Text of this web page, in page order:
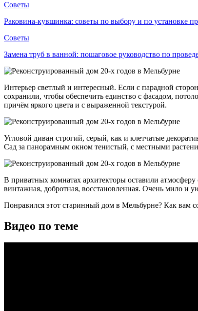
Советы
Раковина-кувшинка: советы по выбору и по установке
Советы
Замена труб в ванной: пошаговое руководство по
Интерьер светлый и интересный. Если с парадной
сохранили, чтобы обеспечить единство с фасадом,
причём яркого цвета и с выраженной текстурой.
Угловой диван строгий, серый, как и клетчатые
Сад за панорамным окном тенистый, с местными
В приватных комнатах архитекторы оставили
винтажная, добротная, восстановленная. Очень мило и
Понравился этот старинный дом в Мельбурне? Как вам
Видео по теме